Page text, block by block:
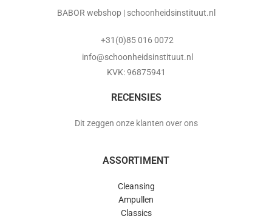
BABOR webshop | schoonheidsinstituut.nl
+31(0)85 016 0072
info@schoonheidsinstituut.nl
KVK: 96875941
RECENSIES
Dit zeggen onze klanten over ons
ASSORTIMENT
Cleansing
Ampullen
Classics